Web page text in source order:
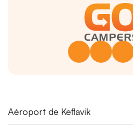
Aéroport de Keflavik
230 Reykjanesbær